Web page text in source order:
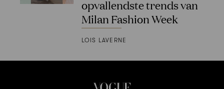
opvallendste trends van
Milan Fashion Week
LOIS LAVERNE